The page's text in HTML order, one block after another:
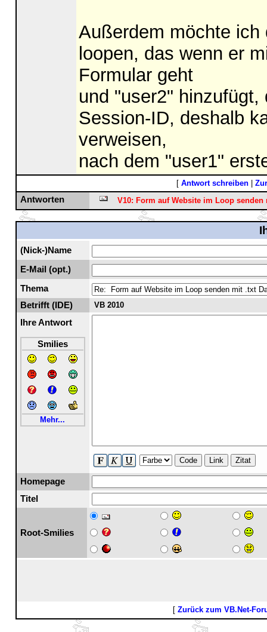
Außerdem möchte ich
loopen, das wenn er
Formular geht
und "user2"
Session-ID, deshalb
verweisen,
nach dem "user1"
[ Antwort schreiben|
Antworten V10: Form auf Website im Loop senden
(Nick-)Name
E-Mail (opt.)
Thema
Betrifft (IDE)
VB 2010
Ihre Antwort
Smilies
Mehr...
Code Link Zitat
Homepage
Titel
Root-Smilies
[ Zurück zum VB.Net-